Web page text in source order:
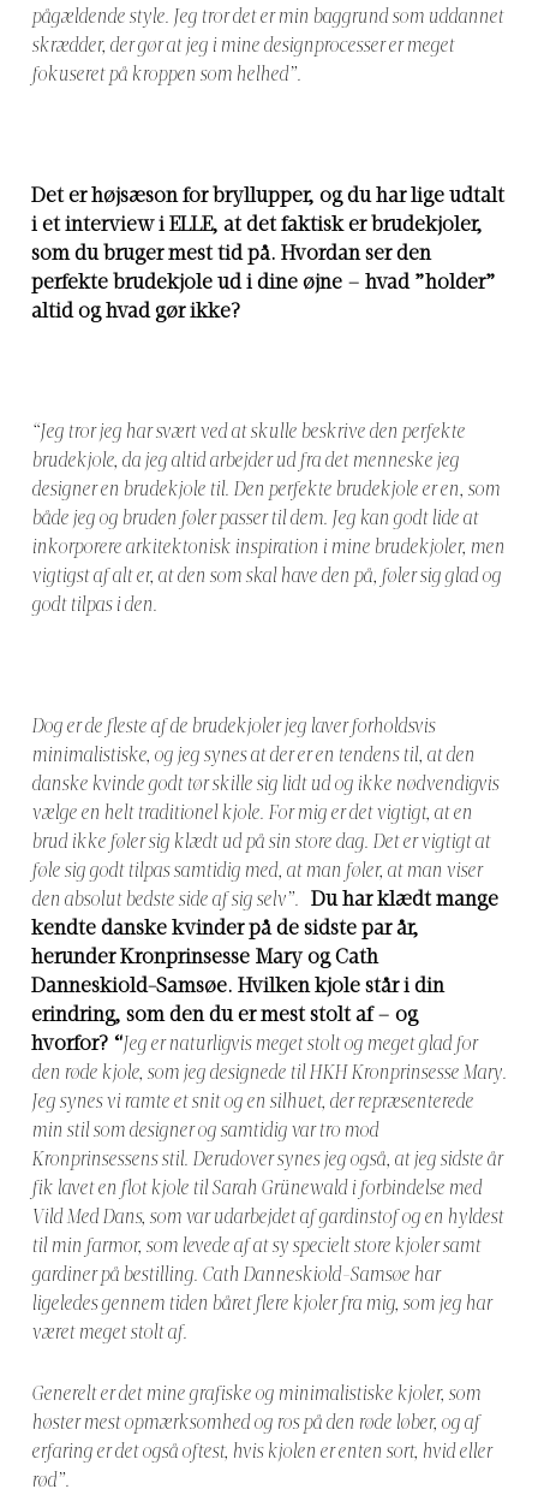
pågældende style. Jeg tror det er min baggrund som uddannet
skrædder, der gør at jeg i mine designprocesser er meget
fokuseret på kroppen som helhed”.
Det er højsæson for bryllupper, og du har lige udtalt
i et interview i ELLE, at det faktisk er brudekjoler,
som du bruger mest tid på. Hvordan ser den
perfekte brudekjole ud i dine øjne – hvad ”holder”
altid og hvad gør ikke?
“Jeg tror jeg har svært ved at skulle beskrive den perfekte
brudekjole, da jeg altid arbejder ud fra det menneske jeg
designer en brudekjole til. Den perfekte brudekjole er en, som
både jeg og bruden føler passer til dem. Jeg kan godt lide at
inkorporere arkitektonisk inspiration i mine brudekjoler, men
vigtigst af alt er, at den som skal have den på, føler sig glad og
godt tilpas i den.
Dog er de fleste af de brudekjoler jeg laver forholdsvis
minimalistiske, og jeg synes at der er en tendens til, at den
danske kvinde godt tør skille sig lidt ud og ikke nødvendigvis
vælge en helt traditionel kjole. For mig er det vigtigt, at en
brud ikke føler sig klædt ud på sin store dag. Det er vigtigt at
føle sig godt tilpas samtidig med, at man føler, at man viser
den absolut bedste side af sig selv”.
Du har klædt mange
kendte danske kvinder på de sidste par år,
herunder Kronprinsesse Mary og Cath
Danneskiold-Samsøe. Hvilken kjole står i din
erindring, som den du er mest stolt af – og
hvorfor? “Jeg er naturligvis meget stolt og meget glad for
den røde kjole, som jeg designede til HKH Kronprinsesse Mary.
Jeg synes vi ramte et snit og en silhuet, der repræsenterede
min stil som designer og samtidig var tro mod
Kronprinsessens stil. Derudover synes jeg også, at jeg sidste år
fik lavet en flot kjole til Sarah Grünewald i forbindelse med
Vild Med Dans, som var udarbejdet af gardinstof og en hyldest
til min farmor, som levede af at sy specielt store kjoler samt
gardiner på bestilling. Cath Danneskiold-Samsøe har
ligeledes gennem tiden båret flere kjoler fra mig, som jeg har
været meget stolt af.
Generelt er det mine grafiske og minimalistiske kjoler, som
høster mest opmærksomhed og ros på den røde løber, og af
erfaring er det også oftest, hvis kjolen er enten sort, hvid eller
rød”.